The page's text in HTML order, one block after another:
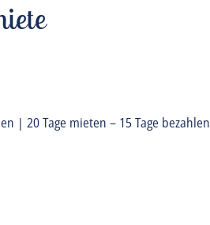
| 20 Tage mieten – 15 Tage bezahlen